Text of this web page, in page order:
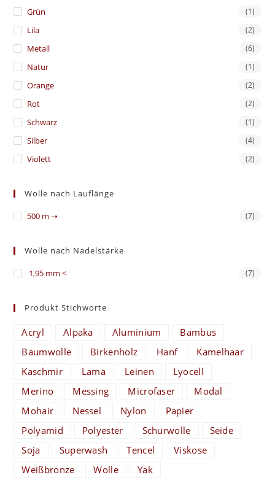
Grün (1)
Lila (2)
Metall (6)
Natur (1)
Orange (2)
Rot (2)
Schwarz (1)
Silber (4)
Violett (2)
Wolle nach Lauflänge
500 m ➝ (7)
Wolle nach Nadelstärke
1,95 mm < (7)
Produkt Stichworte
Acryl Alpaka Aluminium
Bambus
Baumwolle
Birkenholz Hanf
Kamelhaar
Kaschmir
Lama Leinen
Lyocell
Merino
Messing Microfaser
Modal
Mohair
Nessel Nylon
Papier
Polyamid
Polyester Schurwolle
Seide
Soja
Superwash Tencel
Viskose
Weißbronze
Wolle Yak